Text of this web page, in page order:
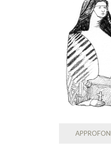
a su